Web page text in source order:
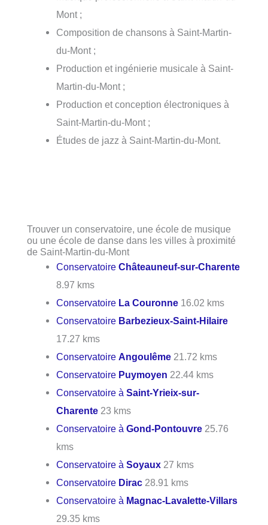
Mont ;
Composition de chansons à Saint-Martin-
du-Mont ;
Production et ingénierie musicale à Saint-
Martin-du-Mont ;
Production et conception électroniques à
Saint-Martin-du-Mont ;
Études de jazz à Saint-Martin-du-Mont.
Trouver un conservatoire, une école de musique
ou une école de danse dans les villes à proximité
de Saint-Martin-du-Mont
ConservatoireChâteauneuf-sur-Charente
8.97 kms
Conservatoire La Couronne 16.02 kms
Conservatoire Barbezieux-Saint-Hilaire
17.27 kms
ConservatoireAngoulême 21.72 kms
Conservatoire Puymoyen 22.44 kms
Conservatoire àSaint-Yrieix-sur-
Charente 23 kms
Conservatoire àGond-Pontouvre 25.76
kms
Conservatoire àSoyaux 27 kms
Conservatoire Dirac 28.91 kms
Conservatoire à Magnac-Lavalette-Villars
29.35 kms